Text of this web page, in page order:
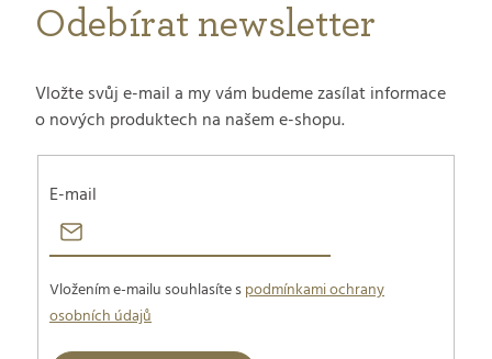
Odebírat newsletter
Vložte svůj e-mail a my vám budeme zasílat informace
o nových produktech na našem e-shopu.
E-mail
Vložením e-mailu souhlasíte spodmínkami ochrany
osobních údajů